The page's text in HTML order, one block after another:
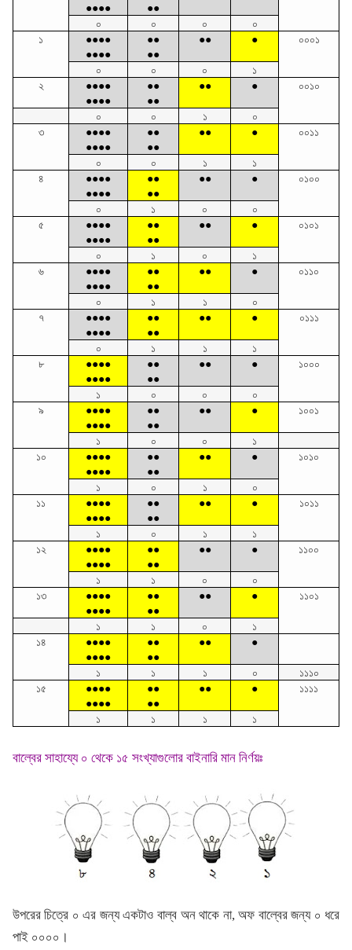
●●●●
●●
০ ০ ০
০
১
●●●●
●●●●
●●
●●
●● ● ০০০১
০ ০ ০
১
২
●●●●
●●●●
●●
●●
●● ● ০০১০
০ ০ ১
০
৩
●●●●
●●●●
●●
●●
●● ● ০০১১
০ ০ ১
১
৪
●●●●
●●●●
●●
●●
●● ● ০১০০
০ ১ ০
০
৫
●●●●
●●●●
●●
●●
●● ● ০১০১
০ ১ ০
১
৬
●●●●
●●●●
●●
●●
●● ● ০১১০
০ ১ ১
০
৭
●●●●
●●●●
●●
●●
●● ● ০১১১
০ ১ ১
১
৮
●●●●
●●●●
●●
●●
●● ● ১০০০
১ ০ ০
০
৯
●●●●
●●●●
●●
●●
●● ● ১০০১
১ ০ ০
১
১০
●●●●
●●●●
●●
●●
●● ● ১০১০
১ ০ ১
০
১১
●●●●
●●●●
●●
●●
●● ● ১০১১
১ ০ ১
১
১২
●●●●
●●●●
●●
●●
●● ● ১১০০
১ ১ ০
০
১৩
●●●●
●●●●
●●
●●
●● ● ১১০১
১ ১ ০
১
১৪
●●●●
●●●●
●●
●●
●● ●
১ ১ ১ ০
১১১০
১৫
●●●●
●●●●
●●
●●
●● ● ১১১১
১ ১ ১ ১
বাল্বের সাহায্যে ০ থেকে ১৫ সংখ্যাগুলোর বাইনারি মান নির্ণয়ঃ
উপরের চিত্রে ০ এর জন্য একটাও বাল্ব অন থাকে না, অফ বাল্বের জন্য ০ ধরে
পাই ০০০০।